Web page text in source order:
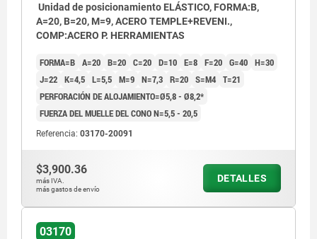
Unidad de posicionamiento ELÁSTICO, FORMA:B,
A=20, B=20, M=9, ACERO TEMPLE+REVENI.,
COMP:ACERO P. HERRAMIENTAS
FORMA=B A=20 B=20 C=20 D=10 E=8 F=20 G=40 H=30
J=22 K=4,5 L=5,5 M=9 N=7,3 R=20 S=M4 T=21
PERFORACIÓN DE ALOJAMIENTO=Ø5,8 - Ø8,2*
FUERZA DEL MUELLE DEL CONO N=5,5 - 20,5
Referencia: 03170-20091
$3,900.36
más IVA.
más gastos de envío
DETALLES
03170